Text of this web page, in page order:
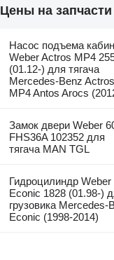
Цены на
Насос подъема
Weber Actros MP4
(01.12-) для тягача
Mercedes-Benz Actros
MP4 Antos Arocs
Замок двери Weber
FHS36A 102352 для
тягача MAN TGL
Гидроцилиндр Weber
Econic 1828 (01.98-)
грузовика Mercedes-
Econic (1998-2014)